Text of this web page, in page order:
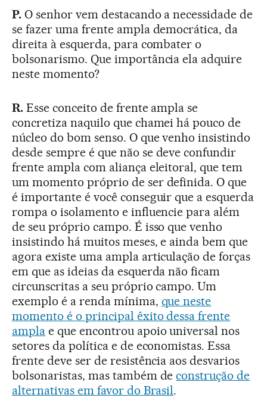
P. O senhor vem destacando a necessidade de
se fazer uma frente ampla democrática, da
direita à esquerda, para combater o
bolsonarismo. Que importância ela adquire
neste momento?
R. Esse conceito de frente ampla se
concretiza naquilo que chamei há pouco de
núcleo do bom senso. O que venho insistindo
desde sempre é que não se deve confundir
frente ampla com aliança eleitoral, que tem
um momento próprio de ser definida. O que
é importante é você conseguir que a esquerda
rompa o isolamento e influencie para além
de seu próprio campo. É isso que venho
insistindo há muitos meses, e ainda bem que
agora existe uma ampla articulação de forças
em que as ideias da esquerda não ficam
circunscritas a seu próprio campo. Um
exemplo é a renda mínima, que neste
momento é o principal êxito dessa frente
amplae que encontrou apoio universal nos
setores da política e de economistas. Essa
frente deve ser de resistência aos desvarios
bolsonaristas, mas também deconstrução de
alternativas em favor do Brasil.